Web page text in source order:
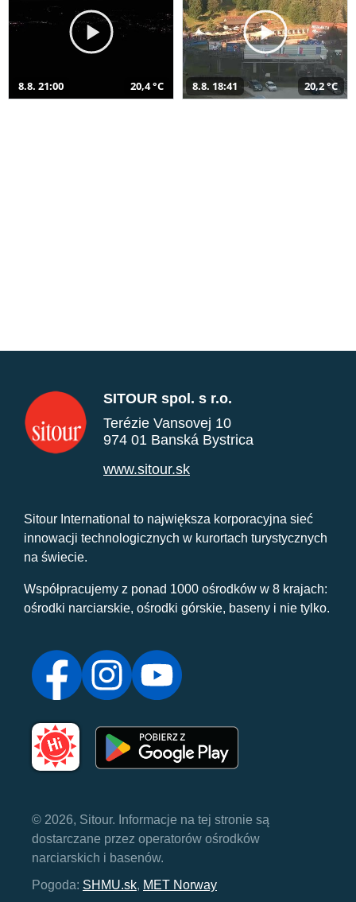
8.8. 21:00 20,4 °C 8.8. 18:41 20,2 °C
SITOUR spol. s r.o.
Terézie Vansovej 10
974 01 Banská Bystrica
www.sitour.sk
Sitour International to największa korporacyjna sieć
innowacji technologicznych w kurortach turystycznych
na świecie.
Współpracujemy z ponad 1000 ośrodków w 8 krajach:
ośrodki narciarskie, ośrodki górskie, baseny i nie tylko.
© 2026, Sitour. Informacje na tej stronie są
dostarczane przez operatorów ośrodków
narciarskich i basenów.
Pogoda: SHMU.sk, MET Norway